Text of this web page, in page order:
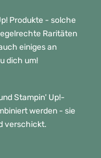
Produkte - solche
Raritäten
einiges an
dich um!
Stampin' Up!-
werden - sie
verschickt.